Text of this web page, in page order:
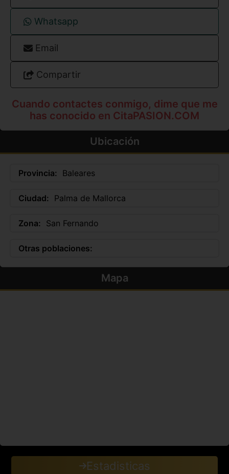
Whatsapp
Email
Compartir
Cuando contactes conmigo, dime que me
has conocido en CitaPASION.COM
Ubicación
Provincia: Baleares
Ciudad: Palma de Mallorca
Zona: San Fernando
Otras poblaciones:
Mapa
Estadisticas